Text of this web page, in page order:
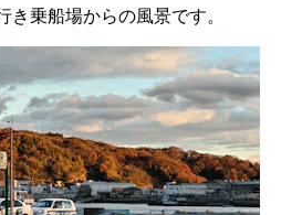
き乗船場からの風景です。